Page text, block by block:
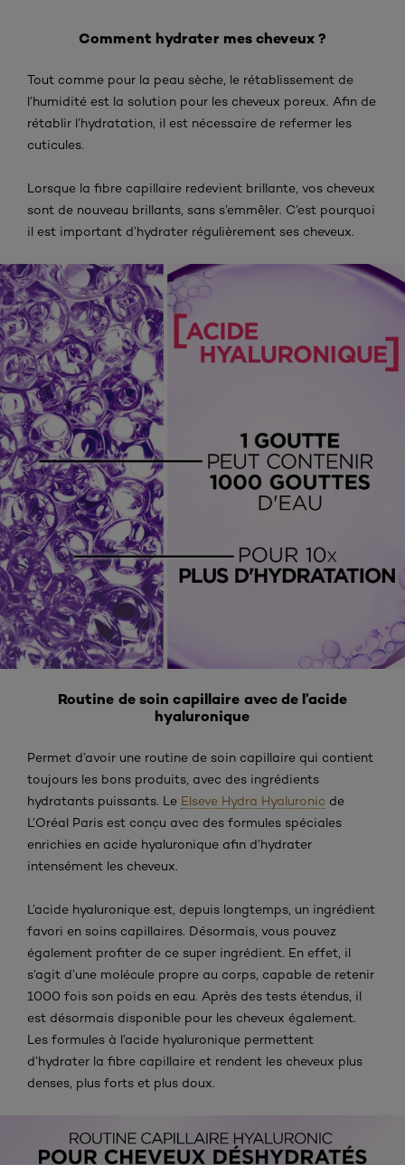
Comment hydrater mes cheveux ?
Tout comme pour la peau sèche, le rétablissement de
l’humidité est la solution pour les cheveux poreux. Afin de
rétablir l’hydratation, il est nécessaire de refermer les
cuticules.
Lorsque la fibre capillaire redevient brillante, vos cheveux
sont de nouveau brillants, sans s’emmêler. C’est pourquoi
il est important d’hydrater régulièrement ses cheveux.
Routine de soin capillaire avec de l’acide
hyaluronique
Permet d’avoir une routine de soin capillaire qui contient
toujours les bons produits, avec des ingrédients
hydratants puissants. Le Elseve Hydra Hyaluronic de
L’Oréal Paris est conçu avec des formules spéciales
enrichies en acide hyaluronique afin d’hydrater
intensément les cheveux.
L’acide hyaluronique est, depuis longtemps, un ingrédient
favori en soins capillaires. Désormais, vous pouvez
également profiter de ce super ingrédient. En effet, il
s’agit d’une molécule propre au corps, capable de retenir
1000 fois son poids en eau. Après des tests étendus, il
est désormais disponible pour les cheveux également.
Les formules à l’acide hyaluronique permettent
d’hydrater la fibre capillaire et rendent les cheveux plus
denses, plus forts et plus doux.